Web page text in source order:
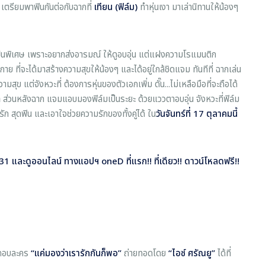
ตรียมพาฟินกันต่อกับฉากที่ เทียน (ฟิล์ม) ทำหุ่นเงา มาเล่านิทานให้น้องๆ
นพิเศษ เพราะอยากส่งอารมณ์ ให้ดูอบอุ่น แต่แฝงความโรแมนติก
ที่จะได้มาสร้างความสุขให้น้องๆ และได้อยู่ใกล้ชิดแจม ทันทีที่ ฉากเล่น
สุข แต่จังหวะที่ ต้องการหุ่นของตัวเอกเพิ่ม ดั๊น...ไม่เหลือมือที่จะถือได้
วนหลังฉาก แจมแอบมองฟิล์มเป็นระยะ ด้วยแววตาอบอุ่น จังหวะที่ฟิล์ม
สุดฟิน และเอาใจช่วยความรักของทั้งคู่ได้ ในวันจันทร์ที่ 17 ตุลาคมนี้
31 และดูออนไลน์ ทางแอปฯ oneD ที่แรก!! ที่เดียว!! ดาวน์โหลดฟรี!!
บละคร “แค่มองว่าเรารักกันก็พอ”ถ่ายทอดโดย “ไอซ์ ศรัณยู”ได้ที่